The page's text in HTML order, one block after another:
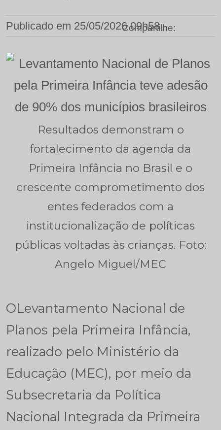
Compartilhe:
Publicado em 25/05/2026 09h58
Resultados demonstram o
fortalecimento da agenda da
Primeira Infância no Brasil e o
crescente comprometimento dos
entes federados com a
institucionalização de políticas
públicas voltadas às crianças. Foto:
Angelo Miguel/MEC
OLevantamento Nacional de
Planos pela Primeira Infância,
realizado pelo Ministério da
Educação (MEC), por meio da
Subsecretaria da Política
Nacional Integrada da Primeira